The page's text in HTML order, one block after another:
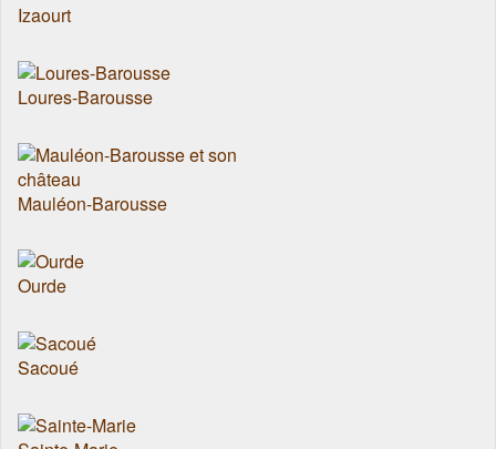
Izaourt
Loures-Barousse
Mauléon-Barousse
Ourde
Sacoué